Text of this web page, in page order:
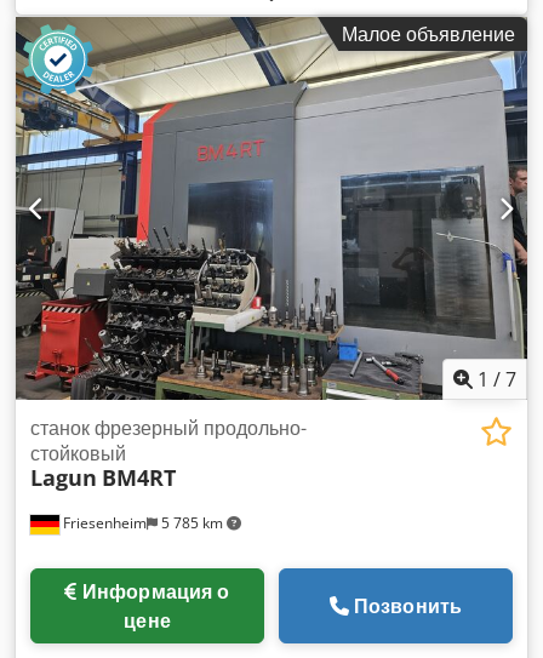
Поворотный стол 800x600 мм Размер стола 2500x1200 мм
Подача 5-3000 мм/мин Шарико-винтовая передача
Технические данные предоставлены производителем или
владельцем и не являются для нас обязательными.
Оставляем за собой право предварительной продажи;
действуют исключительно наши общие условия продажи и
поставки. О нас Dedpoyqu Rqofx Abmjck - Более 400
собственных станков на складе - Более 15 000 м² складских
площадей, грузоподъёмность крана 70 т - Более 10 000
наименований аксессуаров для вашей мастерской Если вы
хотите продать станки, производственные линии или ваш
бизнес — обращайтесь к нам. Больше предложений на
нашем сайте. Осмотр возможен по предварительной
договоренности. Будем рады Вашему визиту. Ваша
команда Markus Hirsch
Малое объявление
1 /7
Friesenheim 5 785 km
станок фрезерный продольно-
стойковый
Lagun BM4RT
цене
Позвонить